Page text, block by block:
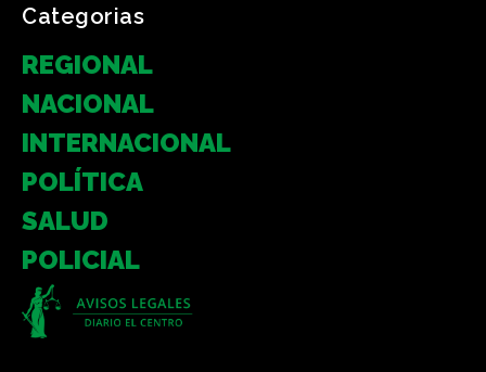
Categorias
REGIONAL
NACIONAL
INTERNACIONAL
POLÍTICA
SALUD
POLICIAL